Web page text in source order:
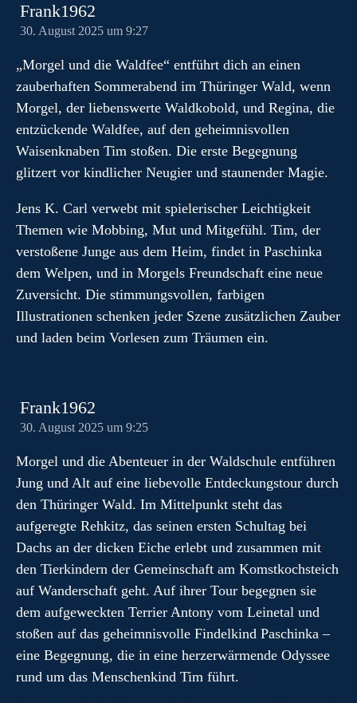
Frank1962
30. August 2025 um 9:27
„Morgel und die Waldfee“ entführt dich an einen
zauberhaften Sommerabend im Thüringer Wald, wenn
Morgel, der liebenswerte Waldkobold, und Regina, die
entzückende Waldfee, auf den geheimnisvollen
Waisenknaben Tim stoßen. Die erste Begegnung
glitzert vor kindlicher Neugier und staunender Magie.
Jens K. Carl verwebt mit spielerischer Leichtigkeit
Themen wie Mobbing, Mut und Mitgefühl. Tim, der
verstoßene Junge aus dem Heim, findet in Paschinka
dem Welpen, und in Morgels Freundschaft eine neue
Zuversicht. Die stimmungsvollen, farbigen
Illustrationen schenken jeder Szene zusätzlichen Zauber
und laden beim Vorlesen zum Träumen ein.
Frank1962
30. August 2025 um 9:25
Morgel und die Abenteuer in der Waldschule entführen
Jung und Alt auf eine liebevolle Entdeckungstour durch
den Thüringer Wald. Im Mittelpunkt steht das
aufgeregte Rehkitz, das seinen ersten Schultag bei
Dachs an der dicken Eiche erlebt und zusammen mit
den Tierkindern der Gemeinschaft am Komstkochsteich
auf Wanderschaft geht. Auf ihrer Tour begegnen sie
dem aufgeweckten Terrier Antony vom Leinetal und
stoßen auf das geheimnisvolle Findelkind Paschinka –
eine Begegnung, die in eine herzerwärmende Odyssee
rund um das Menschenkind Tim führt.